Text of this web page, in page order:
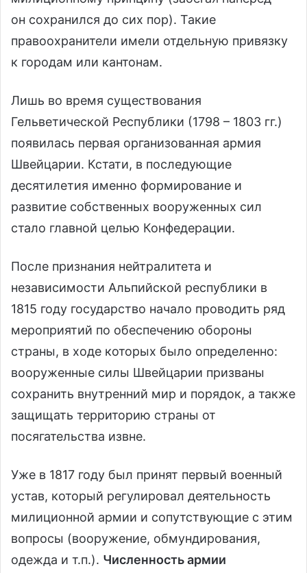
он сохранился до сих пор). Такие
правоохранители имели отдельную привязку
к городам или кантонам.
Лишь во время существования
Гельветической Республики (1798 – 1803 гг.)
появилась первая организованная армия
Швейцарии. Кстати, в последующие
десятилетия именно формирование и
развитие собственных вооруженных сил
стало главной целью Конфедерации.
После признания нейтралитета и
независимости Альпийской республики в
1815 году государство начало проводить ряд
мероприятий по обеспечению обороны
страны, в ходе которых было определенно:
вооруженные силы Швейцарии призваны
сохранить внутренний мир и порядок, а также
защищать территорию страны от
посягательства извне.
Уже в 1817 году был принят первый военный
устав, который регулировал деятельность
милиционной армии и сопутствующие с этим
вопросы (вооружение, обмундирования,
одежда и т.п.). Численность армии